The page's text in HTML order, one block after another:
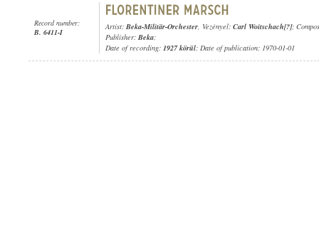
Record number:
B. 6411-I
Artist: Beka-Militär-Orchester, Vezényel: Carl Woitschach[?];
Publisher: Beka;
Date of recording: 1927 körül; Date of publication: 1970-01-01